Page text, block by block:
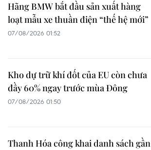
Hãng BMW bắt đầu sản xuất hàng
loạt mẫu xe thuần điện “thế hệ mới”
07/08/2026 01:52
Kho dự trữ khí đốt của EU còn chưa
đầy 60% ngay trước mùa Đông
07/08/2026 01:50
Thanh Hóa công khai danh sách gần